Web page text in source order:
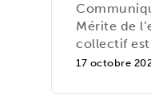
Mérite de
collectif
17 octobre